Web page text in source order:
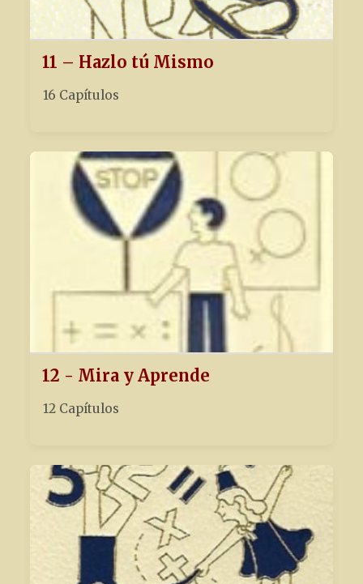
11 – Hazlo tú Mismo
16 Capítulos
12 - Mira y Aprende
12 Capítulos